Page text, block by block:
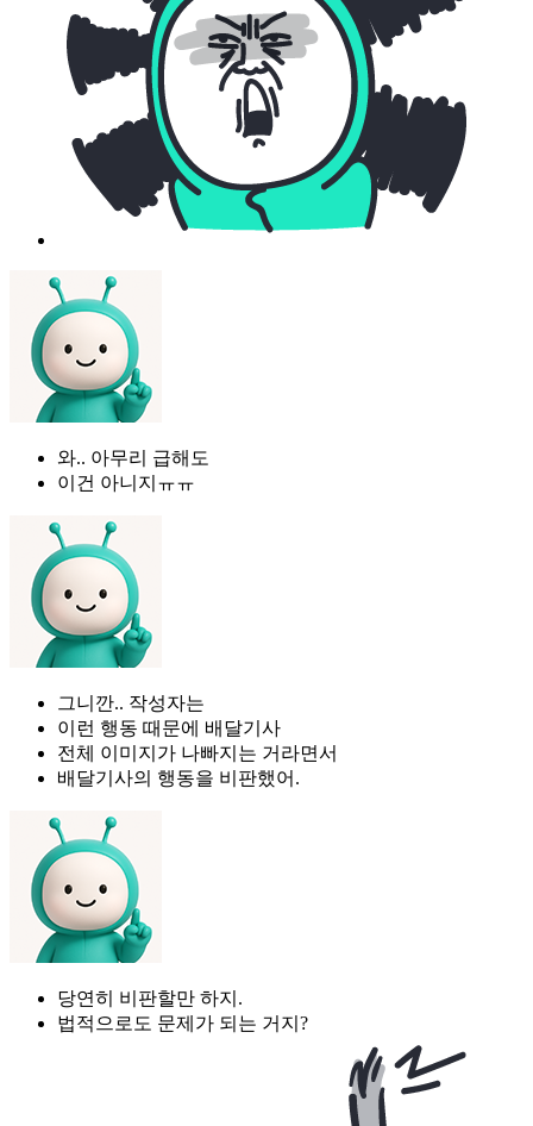
와.. 아무리 급해도
이건 아니지ㅠㅠ
그니깐.. 작성자는
이런 행동 때문에 배달기사
전체 이미지가 나빠지는 거라면서
배달기사의 행동을 비판했어.
당연히 비판할만 하지.
법적으로도 문제가 되는 거지?